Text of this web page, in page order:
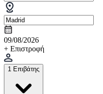
09/08/2026
+ Επιστροφή
1 Επιβάτης